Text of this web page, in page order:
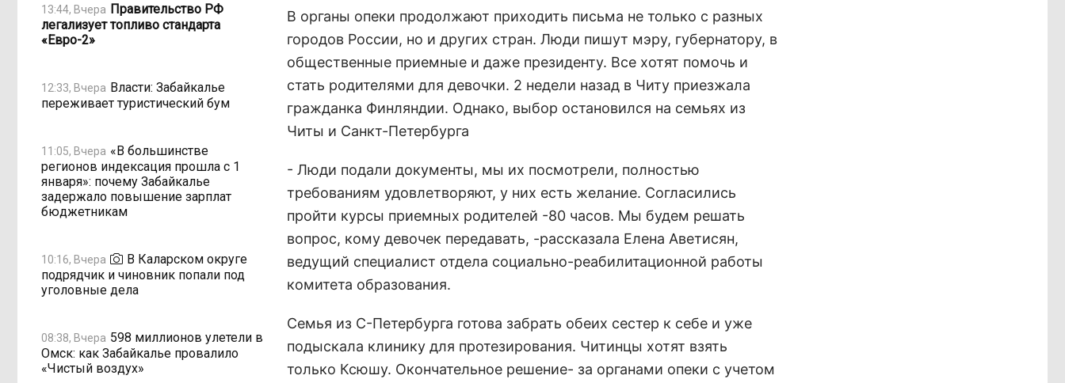
13:44, Вчера Правительство РФ
легализует топливо стандарта
«Евро-2»
12:33, Вчера Власти: Забайкалье
переживает туристический бум
11:05, Вчера «В большинстве
регионов индексация прошла с 1
января»: почему Забайкалье
задержало повышение зарплат
бюджетникам
10:16, Вчера
В Каларском округе
подрядчик и чиновник попали под
уголовные дела
08:38, Вчера 598 миллионов улетели в
Омск: как Забайкалье провалило
«Чистый воздух»
В органы опеки продолжают приходить письма не только с разных
городов России, но и других стран. Люди пишут мэру, губернатору, в
общественные приемные и даже президенту. Все хотят помочь и
стать родителями для девочки. 2 недели назад в Читу приезжала
гражданка Финляндии. Однако, выбор остановился на семьях из
Читы и Санкт-Петербурга
- Люди подали документы, мы их посмотрели, полностью
требованиям удовлетворяют, у них есть желание. Согласились
пройти курсы приемных родителей -80 часов. Мы будем решать
вопрос, кому девочек передавать, -рассказала Елена Аветисян,
ведущий специалист отдела социально-реабилитационной работы
комитета образования.
Семья из С-Петербурга готова забрать обеих сестер к себе и уже
подыскала клинику для протезирования. Читинцы хотят взять
только Ксюшу. Окончательное решение- за органами опеки с учетом